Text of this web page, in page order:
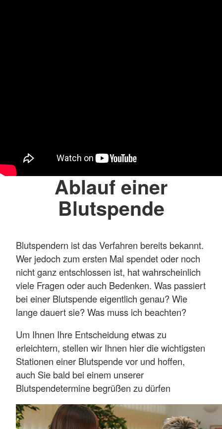
Ablauf einer
Blutspende
Blutspendern ist das Verfahren bereits bekannt.
Wer jedoch zum ersten Mal spendet oder noch
nicht ganz entschlossen ist, hat wahrscheinlich
viele Fragen oder auch Bedenken. Was passiert
bei einer Blutspende eigentlich genau? Wie
lange dauert sie? Was muss ich beachten?
Um Ihnen Ihre Entscheidung etwas zu
erleichtern, stellen wir Ihnen hier die wichtigsten
Stationen einer Blutspende vor und hoffen,
auch Sie bald bei einem unserer
Blutspendetermine begrüßen zu dürfen